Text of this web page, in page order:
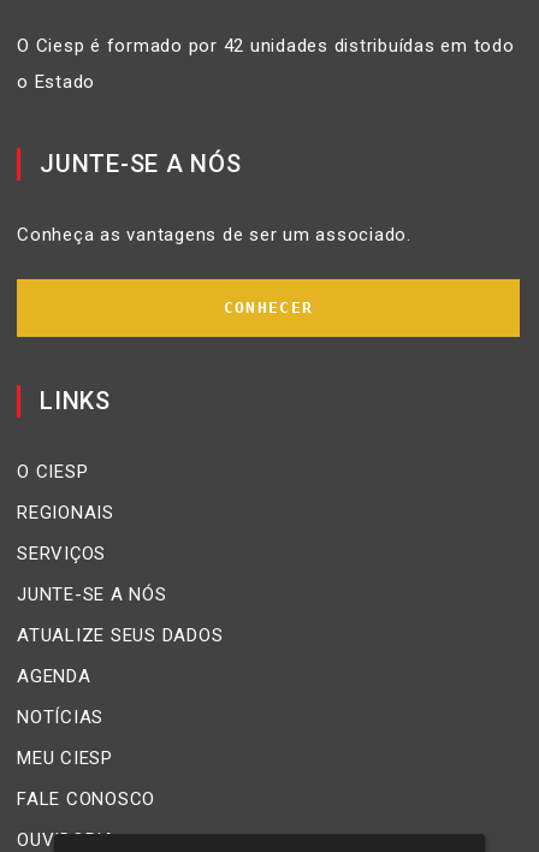
O Ciesp é formado por 42 unidades distribuídas em todo
o Estado
JUNTE-SE A NÓS
Conheça as vantagens de ser um associado.
CONHECER
LINKS
O CIESP
REGIONAIS
SERVIÇOS
JUNTE-SE A NÓS
ATUALIZE SEUS DADOS
AGENDA
NOTÍCIAS
MEU CIESP
FALE CONOSCO
OUVIDORIA